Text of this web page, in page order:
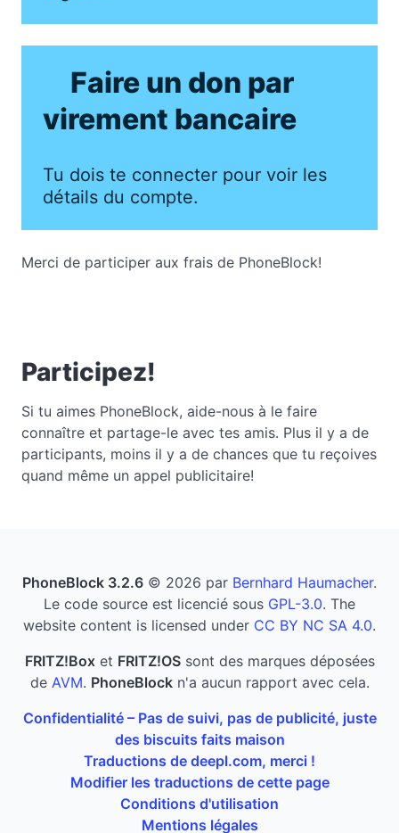
Faire un don par
virement bancaire
Tu dois te connecter pour voir les
détails du compte.
Merci de participer aux frais de PhoneBlock!
Participez!
Si tu aimes PhoneBlock, aide-nous à le faire
connaître et partage-le avec tes amis. Plus il y a de
participants, moins il y a de chances que tu reçoives
quand même un appel publicitaire!
PhoneBlock 3.2.6 © 2026 par Bernhard Haumacher.
Le code source est licencié sous GPL-3.0. The
website content is licensed under CC BY NC SA 4.0.
FRITZ!Boxet FRITZ!OSsont des marques déposées
de AVM. PhoneBlockn'a aucun rapport avec cela.
Confidentialité – Pas de suivi, pas de publicité, juste
des biscuits faits maison
Traductions de deepl.com, merci !
Modifier les traductions de cette page
Conditions d'utilisation
Mentions légales